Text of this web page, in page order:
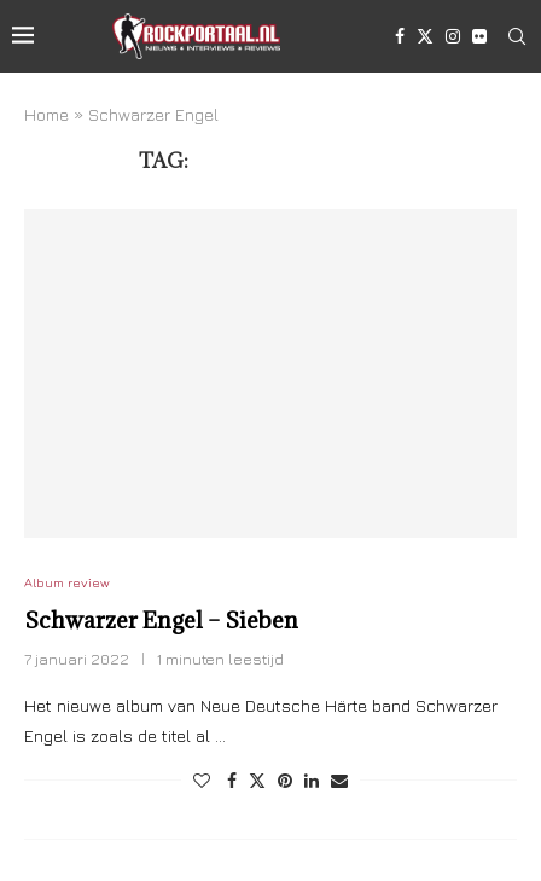
Home » Schwarzer Engel
TAG:
Album review
Schwarzer Engel – Sieben
7 januari 2022 1 minuten leestijd
Het nieuwe album van Neue Deutsche Härte band Schwarzer
Engel is zoals de titel al …